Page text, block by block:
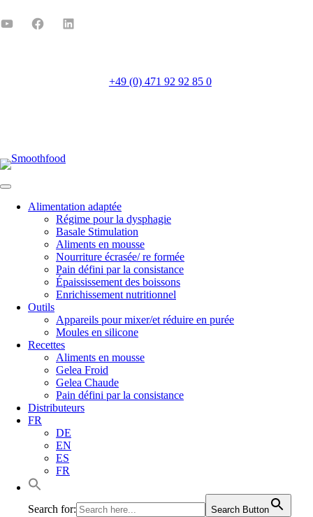
+49 (0) 471 92 92 85 0
Alimentation adaptée
Régime pour la dysphagie
Basale Stimulation
Aliments en mousse
Nourriture écrasée/ re formée
Pain défini par la consistance
Épaississement des boissons
Enrichissement nutritionnel
Outils
Appareils pour mixer/et réduire en purée
Moules en silicone
Recettes
Aliments en mousse
Gelea Froid
Gelea Chaude
Pain défini par la consistance
Distributeurs
FR
DE
EN
ES
FR
Search for: Search Button